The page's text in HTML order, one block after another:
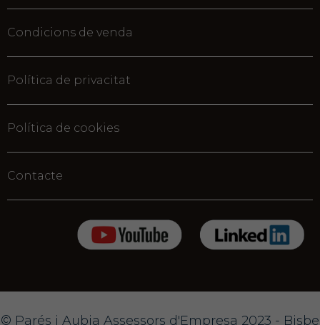
Condicions de venda
Política de privacitat
Política de cookies
Contacte
© Parés i Aubia Assessors d'Empresa 2023 - Bisbe